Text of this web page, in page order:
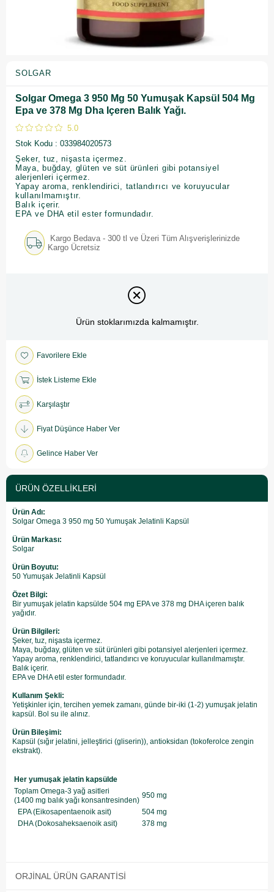
SOLGAR
Solgar Omega 3 950 Mg 50 Yumuşak Kapsül 504 Mg
Epa ve 378 Mg Dha Içeren Balık Yağı.
5.0
Stok Kodu
033984020573
Şeker, tuz, nişasta içermez.
Maya, buğday, glüten ve süt ürünleri gibi potansiyel
alerjenleri içermez.
Yapay aroma, renklendirici, tatlandırıcı ve koruyucular
kullanılmamıştır.
Balık içerir.
EPA ve DHA etil ester formundadır.
Kargo Bedava - 300 tl ve Üzeri Tüm Alışverişlerinizde
Kargo Ücretsiz
Ürün stoklarımızda kalmamıştır.
Favorilere Ekle
İstek Listeme Ekle
Karşılaştır
Fiyat Düşünce Haber Ver
Gelince Haber Ver
ÜRÜN ÖZELLIKLERI
Ürün Adı:
Solgar Omega 3 950 mg 50 Yumuşak Jelatinli Kapsül
Ürün Markası:
Solgar
Ürün Boyutu:
50 Yumuşak Jelatinli Kapsül
Özet Bilgi:
Bir yumuşak jelatin kapsülde 504 mg EPA ve 378 mg DHA içeren balık
yağıdır.
Ürün Bilgileri:
Şeker, tuz, nişasta içermez.
Maya, buğday, glüten ve süt ürünleri gibi potansiyel alerjenleri içermez.
Yapay aroma, renklendirici, tatlandırıcı ve koruyucular kullanılmamıştır.
Balık içerir.
EPA ve DHA etil ester formundadır.
Kullanım Şekli:
Yetişkinler için, tercihen yemek zamanı, günde bir-iki (1-2) yumuşak jelatin
kapsül. Bol su ile alınız.
Ürün Bileşimi:
Kapsül (sığır jelatini, jelleştirici (gliserin)), antioksidan (tokoferolce zengin
ekstrakt).
Her yumuşak jelatin kapsülde
Toplam Omega-3 yağ asitleri
(1400 mg balık yağı konsantresinden)
950 mg
EPA (Eikosapentaenoik asit)
504 mg
DHA (Dokosaheksaenoik asit)
378 mg
ORJINAL ÜRÜN GARANTISI